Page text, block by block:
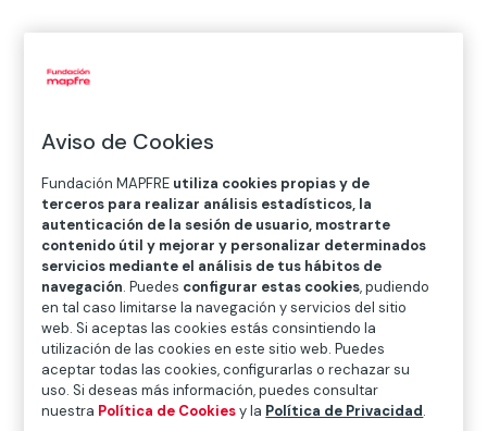
A
O
P Q R
V
W X Y Z
Diccionario de seguros
colaborador
(collaborator)
Aviso de Cookies
Fundación MAPFRE utiliza cookies propias y de
terceros para realizar análisis estadísticos, la
autenticación de la sesión de usuario, mostrarte
contenido útil y mejorar y personalizar determinados
servicios mediante el análisis de tus hábitos de
navegación. Puedes configurar estas cookies, pudiendo
en tal caso limitarse la navegación y servicios del sitio
web. Si aceptas las cookies estás consintiendo la
utilización de las cookies en este sitio web. Puedes
aceptar todas las cookies, configurarlas o rechazar su
uso. Si deseas más información, puedes consultar
nuestra Política de Cookiesy la Política de Privacidad.